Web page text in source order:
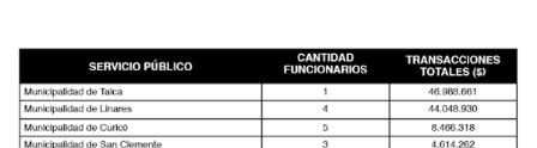
malestares físicos. Dada la complejidad de su estado de salud, el
equipo médico determinó su traslado de urgencia al Hospital
Regional de Talca y dado la urgencia la ambulancia partió hacia